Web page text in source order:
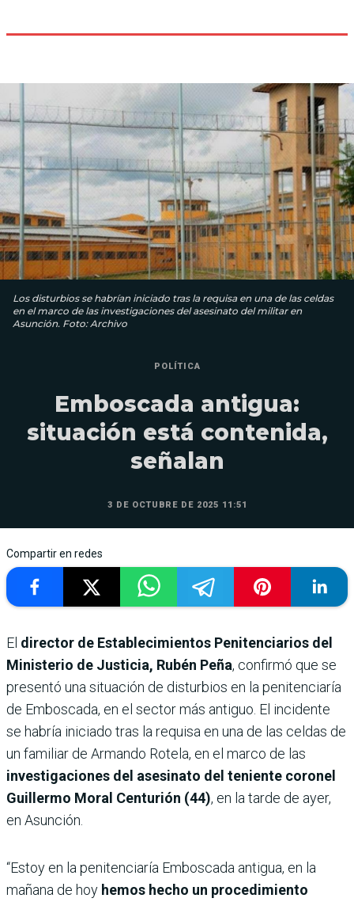
Los disturbios se habrían iniciado tras la requisa en una de las celdas
en el marco de las investigaciones del asesinato del militar en
Asunción. Foto: Archivo
POLÍTICA
Emboscada antigua:
situación está contenida,
señalan
3 DE OCTUBRE DE 2025 11:51
Compartir en redes
El director de Establecimientos Penitenciarios del
Ministerio de Justicia, Rubén Peña, confirmó que se
presentó una situación de disturbios en la penitenciaría
de Emboscada, en el sector más antiguo. El incidente
se habría iniciado tras la requisa en una de las celdas de
un familiar de Armando Rotela, en el marco de las
investigaciones del asesinato del teniente coronel
Guillermo Moral Centurión (44), en la tarde de ayer,
en Asunción.
“Estoy en la penitenciaría Emboscada antigua, en la
mañana de hoy hemos hecho un procedimiento